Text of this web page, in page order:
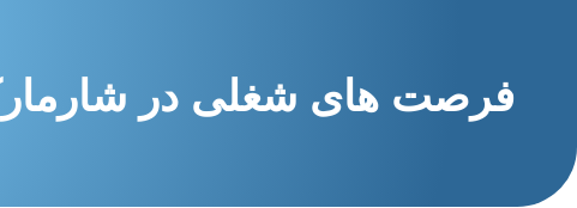
فرصت های شغلی در